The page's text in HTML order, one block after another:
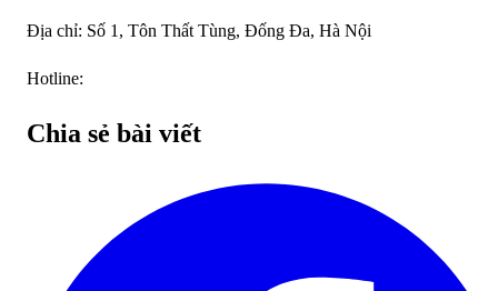
Địa chỉ: Số 1, Tôn Thất Tùng, Đống Đa, Hà Nội
Hotline:
Chia sẻ bài viết